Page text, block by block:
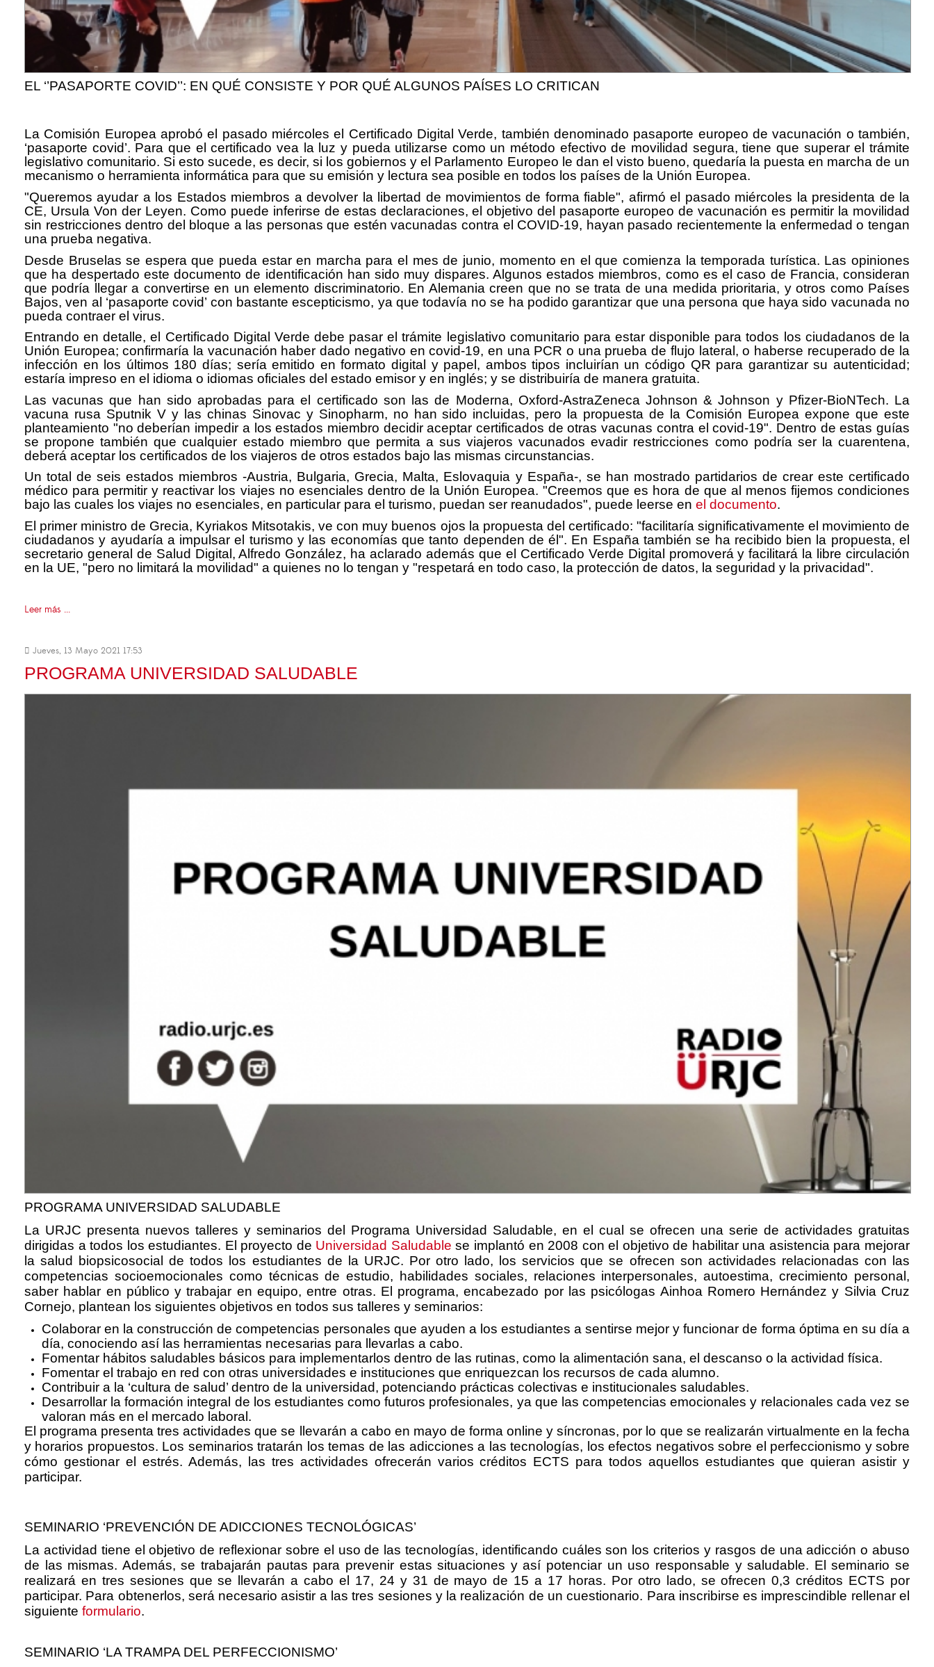
EL ‘’PASAPORTE COVID’’: EN QUÉ CONSISTE Y POR QUÉ ALGUNOS PAÍSES LO CRITICAN
La Comisión Europea aprobó el pasado miércoles el Certificado Digital Verde, también denominado pasaporte europeo de vacunación o también,
‘pasaporte covid’. Para que el certificado vea la luz y pueda utilizarse como un método efectivo de movilidad segura, tiene que superar el trámite
legislativo comunitario. Si esto sucede, es decir, si los gobiernos y el Parlamento Europeo le dan el visto bueno, quedaría la puesta en marcha de un
mecanismo o herramienta informática para que su emisión y lectura sea posible en todos los países de la Unión Europea.
"Queremos ayudar a los Estados miembros a devolver la libertad de movimientos de forma fiable", afirmó el pasado miércoles la presidenta de la
CE, Ursula Von der Leyen. Como puede inferirse de estas declaraciones, el objetivo del pasaporte europeo de vacunación es permitir la movilidad
sin restricciones dentro del bloque a las personas que estén vacunadas contra el COVID-19, hayan pasado recientemente la enfermedad o tengan
una prueba negativa.
Desde Bruselas se espera que pueda estar en marcha para el mes de junio, momento en el que comienza la temporada turística. Las opiniones
que ha despertado este documento de identificación han sido muy dispares. Algunos estados miembros, como es el caso de Francia, consideran
que podría llegar a convertirse en un elemento discriminatorio. En Alemania creen que no se trata de una medida prioritaria, y otros como Países
Bajos, ven al ‘pasaporte covid’ con bastante escepticismo, ya que todavía no se ha podido garantizar que una persona que haya sido vacunada no
pueda contraer el virus.
Entrando en detalle, el Certificado Digital Verde debe pasar el trámite legislativo comunitario para estar disponible para todos los ciudadanos de la
Unión Europea; confirmaría la vacunación haber dado negativo en covid-19, en una PCR o una prueba de flujo lateral, o haberse recuperado de la
infección en los últimos 180 días; sería emitido en formato digital y papel, ambos tipos incluirían un código QR para garantizar su autenticidad;
estaría impreso en el idioma o idiomas oficiales del estado emisor y en inglés; y se distribuiría de manera gratuita.
Las vacunas que han sido aprobadas para el certificado son las de Moderna, Oxford-AstraZeneca Johnson & Johnson y Pfizer-BioNTech. La
vacuna rusa Sputnik V y las chinas Sinovac y Sinopharm, no han sido incluidas, pero la propuesta de la Comisión Europea expone que este
planteamiento "no deberían impedir a los estados miembro decidir aceptar certificados de otras vacunas contra el covid-19". Dentro de estas guías
se propone también que cualquier estado miembro que permita a sus viajeros vacunados evadir restricciones como podría ser la cuarentena,
deberá aceptar los certificados de los viajeros de otros estados bajo las mismas circunstancias.
Un total de seis estados miembros -Austria, Bulgaria, Grecia, Malta, Eslovaquia y España-, se han mostrado partidarios de crear este certificado
médico para permitir y reactivar los viajes no esenciales dentro de la Unión Europea. "Creemos que es hora de que al menos fijemos condiciones
bajo las cuales los viajes no esenciales, en particular para el turismo, puedan ser reanudados", puede leerse en el documento.
El primer ministro de Grecia, Kyriakos Mitsotakis, ve con muy buenos ojos la propuesta del certificado: "facilitaría significativamente el movimiento de
ciudadanos y ayudaría a impulsar el turismo y las economías que tanto dependen de él". En España también se ha recibido bien la propuesta, el
secretario general de Salud Digital, Alfredo González, ha aclarado además que el Certificado Verde Digital promoverá y facilitará la libre circulación
en la UE, "pero no limitará la movilidad" a quienes no lo tengan y "respetará en todo caso, la protección de datos, la seguridad y la privacidad".
Leer más ...
Jueves, 13 Mayo 2021 17:53
PROGRAMA UNIVERSIDAD SALUDABLE
PROGRAMA UNIVERSIDAD SALUDABLE
La URJC presenta nuevos talleres y seminarios del Programa Universidad Saludable, en el cual se ofrecen una serie de actividades gratuitas
dirigidas a todos los estudiantes. El proyecto de Universidad Saludable se implantó en 2008 con el objetivo de habilitar una asistencia para mejorar
la salud biopsicosocial de todos los estudiantes de la URJC. Por otro lado, los servicios que se ofrecen son actividades relacionadas con las
competencias socioemocionales como técnicas de estudio, habilidades sociales, relaciones interpersonales, autoestima, crecimiento personal,
saber hablar en público y trabajar en equipo, entre otras. El programa, encabezado por las psicólogas Ainhoa Romero Hernández y Silvia Cruz
Cornejo, plantean los siguientes objetivos en todos sus talleres y seminarios:
Colaborar en la construcción de competencias personales que ayuden a los estudiantes a sentirse mejor y funcionar de forma óptima en su día a
día, conociendo así las herramientas necesarias para llevarlas a cabo.
Fomentar hábitos saludables básicos para implementarlos dentro de las rutinas, como la alimentación sana, el descanso o la actividad física.
Fomentar el trabajo en red con otras universidades e instituciones que enriquezcan los recursos de cada alumno.
Contribuir a la ‘cultura de salud’ dentro de la universidad, potenciando prácticas colectivas e institucionales saludables.
Desarrollar la formación integral de los estudiantes como futuros profesionales, ya que las competencias emocionales y relacionales cada vez se
valoran más en el mercado laboral.
El programa presenta tres actividades que se llevarán a cabo en mayo de forma online y síncronas, por lo que se realizarán virtualmente en la fecha
y horarios propuestos. Los seminarios tratarán los temas de las adicciones a las tecnologías, los efectos negativos sobre el perfeccionismo y sobre
cómo gestionar el estrés. Además, las tres actividades ofrecerán varios créditos ECTS para todos aquellos estudiantes que quieran asistir y
participar.
SEMINARIO ‘PREVENCIÓN DE ADICCIONES TECNOLÓGICAS’
La actividad tiene el objetivo de reflexionar sobre el uso de las tecnologías, identificando cuáles son los criterios y rasgos de una adicción o abuso
de las mismas. Además, se trabajarán pautas para prevenir estas situaciones y así potenciar un uso responsable y saludable. El seminario se
realizará en tres sesiones que se llevarán a cabo el 17, 24 y 31 de mayo de 15 a 17 horas. Por otro lado, se ofrecen 0,3 créditos ECTS por
participar. Para obtenerlos, será necesario asistir a las tres sesiones y la realización de un cuestionario. Para inscribirse es imprescindible rellenar el
siguiente formulario.
SEMINARIO ‘LA TRAMPA DEL PERFECCIONISMO’